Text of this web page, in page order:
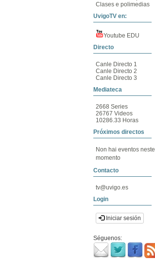
Clases e polimedias
UvigoTV en:
Youtube EDU
Directo
Canle Directo 1
Canle Directo 2
Canle Directo 3
Mediateca
2668 Series
26767 Videos
10286.33 Horas
Próximos directos
Non hai eventos neste
momento
Contacto
tv@uvigo.es
Login
Iniciar sesión
Séguenos: